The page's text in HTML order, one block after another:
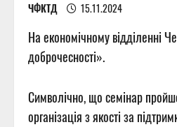
ЧФКТД 15.11.2024
На економічному відділенні
доброчесності».
Символічно, що семінар
організація з якості за